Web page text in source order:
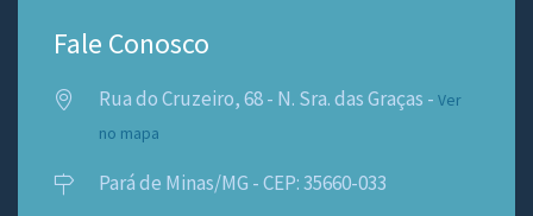
Fale Conosco
Rua do Cruzeiro, 68 - N. Sra. das Graças - Ver
no mapa
Pará de Minas/MG - CEP: 35660-033